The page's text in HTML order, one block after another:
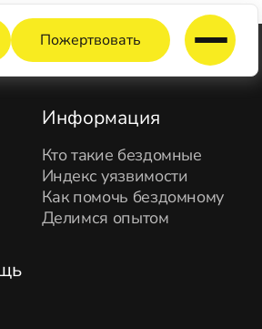
Пожертвовать
Информация
Кто такие бездомные
Индекс уязвимости
Как помочь бездомному
Делимся опытом